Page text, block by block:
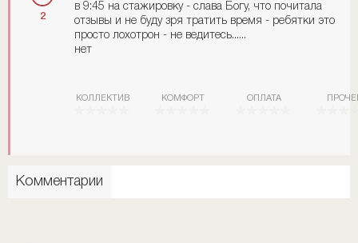
2
в 9:45 на стажировку - слава Богу, что почитала
отзывы и не буду зря тратить время - ребятки это
просто лохотрон - не ведитесь......
нет
КОЛЛЕКТИВ КОМФОРТ ОПЛАТА
Комментарии